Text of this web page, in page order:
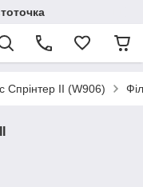
Спрінтер II (W906)